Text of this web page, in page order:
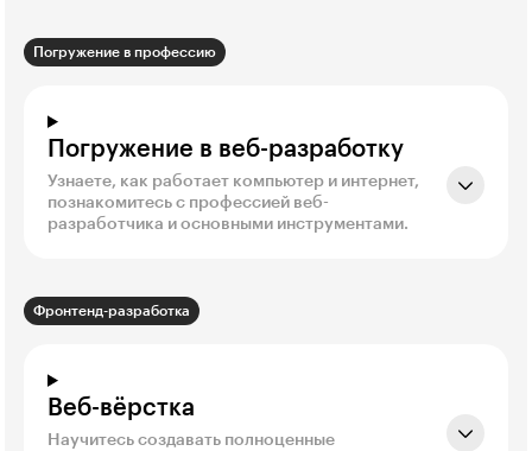
Погружение в профессию
Погружение в веб-разработку
Узнаете, как работает компьютер и интернет,
познакомитесь с профессией веб-
разработчика и основными инструментами.
Фронтенд-разработка
Веб-вёрстка
Научитесь создавать полноценные